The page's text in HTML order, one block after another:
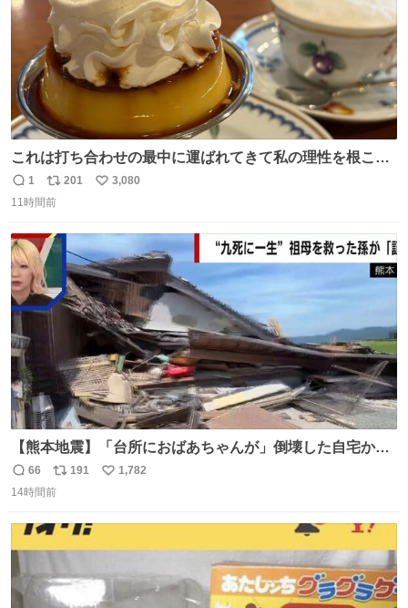
これは打ち合わせの最中に運ばれてきて私の理性を根こそ
ぎ奪い去ったプリンの写真です。
返
信
1
リ
ポ
ト
数
201
い
数
3,080
11時間前
【熊本地震】「台所におばあちゃんが」倒壊した自宅から
孫が救出 地震発生時、台所で夕食の準備をしていた祖母の
「助けて」という声。祖母を背負い、助け出した孫が「命
返
信
66
リ
ポ
ト
数
191
い
1,782
14時間前